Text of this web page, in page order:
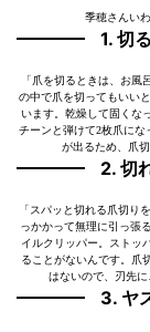
季穂さんい
1. 切
「爪を切るときは、お
の中で爪を切ってもいい
います。乾燥して固くな
チーンと弾けて2枚爪に
が出るため、爪
2. 切
「スパッと切れる爪切り
っかかって無理に引っ張
イルクリッパー。ストッ
ることがないんです。爪
はないので、刃先
3. ヤ